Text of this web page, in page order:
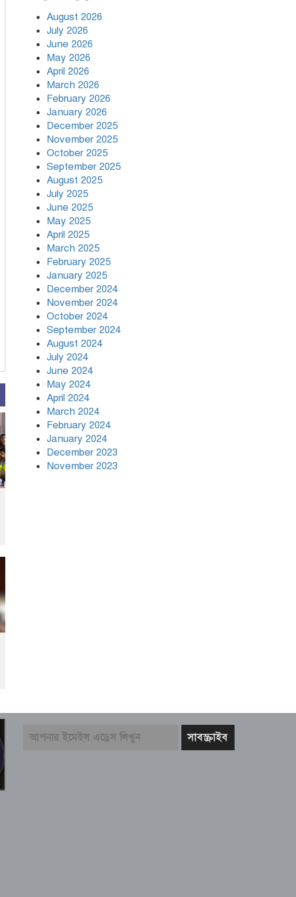
শক্তিশালী হবে: মির্জা ফখরুল
সড়ক দুর্ঘটনা কমাতে দেশজুড়ে শুরু
রাজধানীতে আ.লীগের মশাল মিছিলের
প্রস্তুতি, আটক ৭
August 2026
July 2026
June 2026
May 2026
April 2026
March 2026
February 2026
January 2026
December 2025
November 2025
October 2025
September 2025
August 2025
July 2025
June 2025
May 2025
April 2025
March 2025
February 2025
January 2025
December 2024
November 2024
October 2024
September 2024
August 2024
July 2024
June 2024
May 2024
April 2024
March 2024
February 2024
January 2024
December 2023
November 2023